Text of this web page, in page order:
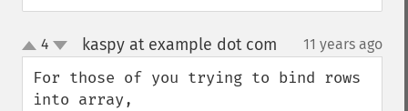
up
down
4 kaspy at example dot com 11 years ago
For those of you trying to bind rows